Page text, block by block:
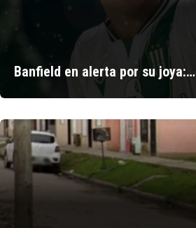
Banfield en alerta por su joya:…